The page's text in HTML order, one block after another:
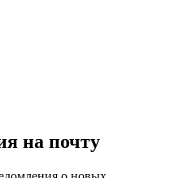
на почту